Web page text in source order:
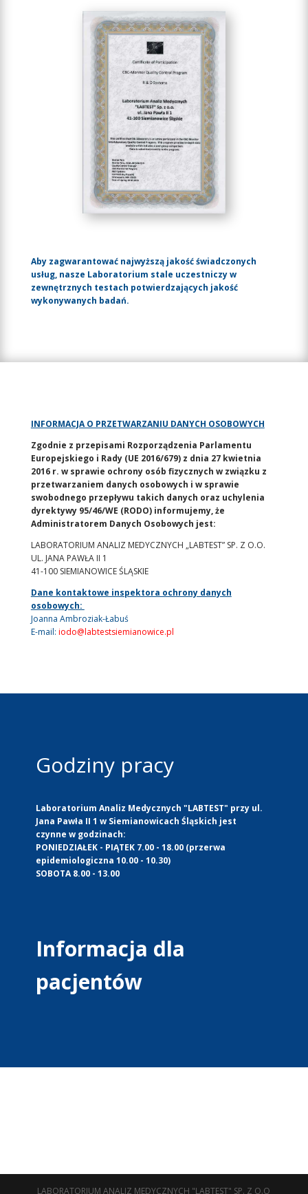
Aby zagwarantować najwyższą jakość świadczonych
usług, nasze Laboratorium stale uczestniczy w
zewnętrznych testach potwierdzających jakość
wykonywanych badań.
INFORMACJA O PRZETWARZANIU DANYCH OSOBOWYCH
Zgodnie z przepisami Rozporządzenia Parlamentu
Europejskiego i Rady (UE 2016/679) z dnia 27 kwietnia
2016 r. w sprawie ochrony osób fizycznych w związku z
przetwarzaniem danych osobowych i w sprawie
swobodnego przepływu takich danych oraz uchylenia
dyrektywy 95/46/WE (RODO) informujemy, że
Administratorem Danych Osobowych jest:
LABORATORIUM ANALIZ MEDYCZNYCH „LABTEST” SP. Z O.O.
UL. JANA PAWŁA II 1
41-100 SIEMIANOWICE ŚLĄSKIE
Dane kontaktowe inspektora ochrony danych
osobowych:
Joanna Ambroziak-Łabuś
E-mail: iodo@labtestsiemianowice.pl
Godziny pracy
Laboratorium Analiz Medycznych "LABTEST" przy ul.
Jana Pawła II 1 w Siemianowicach Śląskich jest
czynne w godzinach:
PONIEDZIAŁEK - PIĄTEK 7.00 - 18.00 (przerwa
epidemiologiczna 10.00 - 10.30)
SOBOTA 8.00 - 13.00
Informacja dla
pacjentów
LABORATORIUM ANALIZ MEDYCZNYCH "LABTEST" SP. Z O.O